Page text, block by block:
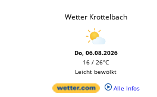
Wetter Krottelbach
Do, 06.08.2026
16 / 26°C
Leicht bewölkt
Alle Infos